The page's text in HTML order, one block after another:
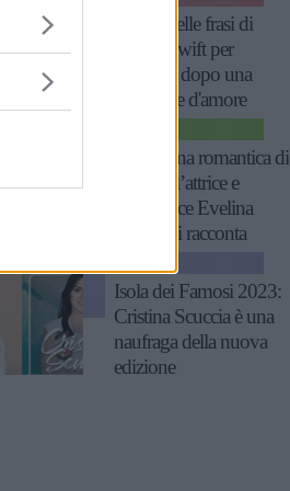
Le più belle frasi di
Taylor Swift per
rinascere dopo una
delusione d'amore
“Sono una romantica di
natura”: l’attrice e
produttrice Evelina
Manna si racconta
Isola dei Famosi 2023:
Cristina Scuccia è una
naufraga della nuova
edizione